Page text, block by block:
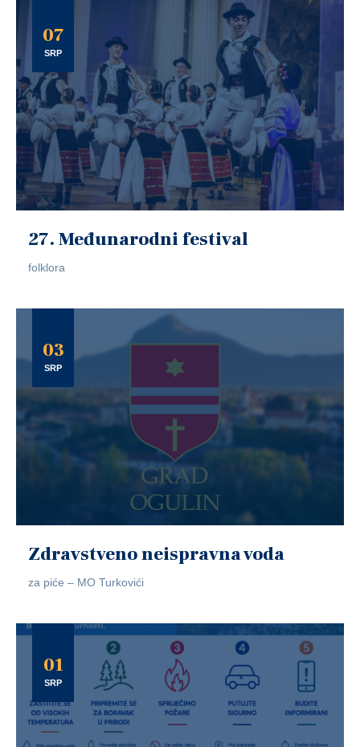
07
SRP
27. Međunarodni festival
folklora
03
SRP
Zdravstveno neispravna voda
za piće – MO Turkovići
01
SRP